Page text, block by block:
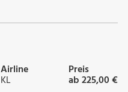
Airline
KL
Preis
ab 225,00 €